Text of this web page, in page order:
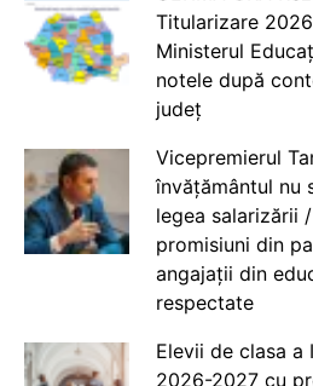
Titularizare
Ministerul
notele după
județ
Vicepremierul
învățământul nu
legea salarizării
promisiuni din
angajații din
respectate
Elevii de clasa a
2026-2027 cu